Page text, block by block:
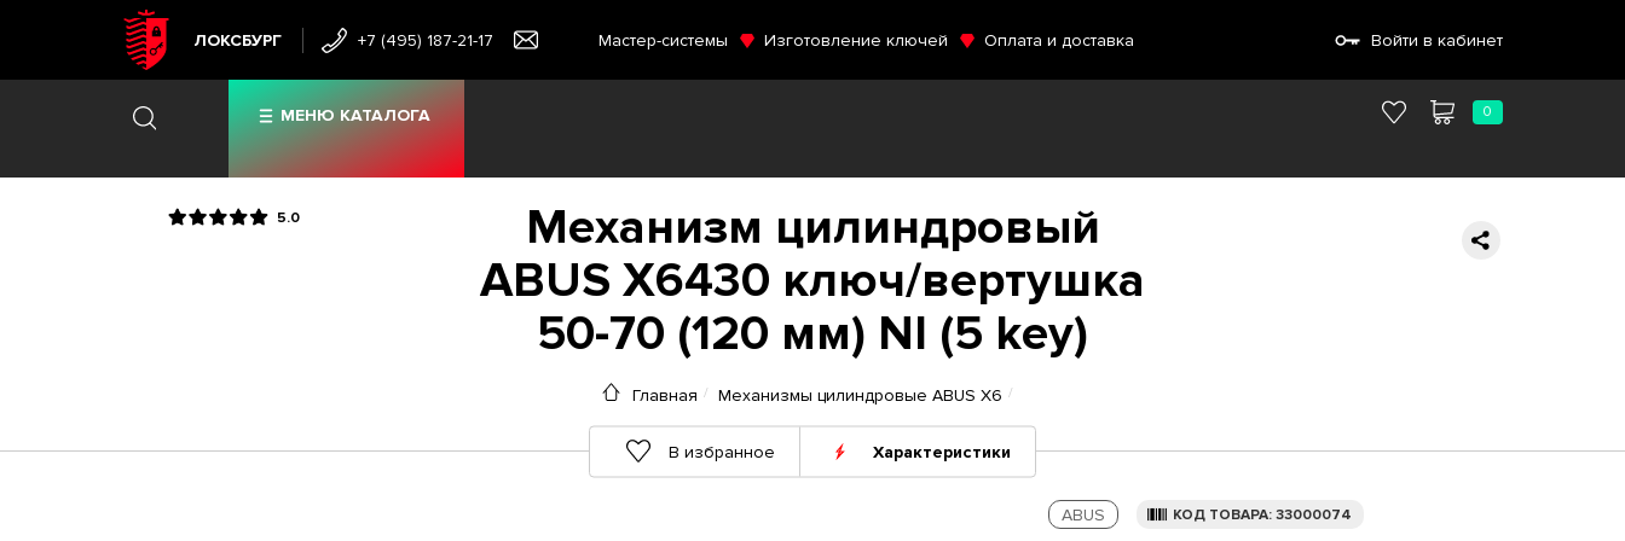
ЛОКСБУРГ +7 (495) 187-21-17 Мастер-системы Изготовление ключей Оплата и доставка Войти в кабинет
МЕНЮ КАТАЛОГА 0
5.0
Механизм цилиндровый
ABUS X6430 ключ/вертушка
50-70 (120 мм) NI (5 key)
Главная Механизмы цилиндровые ABUS X6
В избранное Характеристики
ABUS КОД ТОВАРА: 33000074